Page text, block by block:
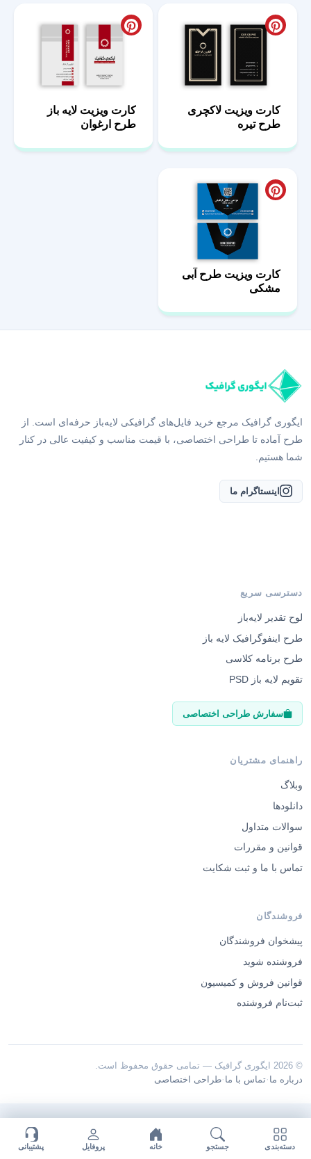
کارت ویزیت لاکچری
طرح تیره
کارت ویزیت لایه باز
طرح ارغوان
کارت ویزیت طرح آبی
مشکی
ایگوری گرافیک مرجع خرید فایل‌های گرافیکی لایه‌باز حرفه‌ای است. از
طرح آماده تا طراحی اختصاصی، با قیمت مناسب و کیفیت عالی در کنار
شما هستیم.
اینستاگرام ما
دسترسی سریع
لوح تقدیر لایه‌باز
طرح اینفوگرافیک لایه باز
طرح برنامه کلاسی
تقویم لایه باز PSD
سفارش طراحی اختصاصی
راهنمای مشتریان
وبلاگ
دانلودها
سوالات متداول
قوانین و مقررات
تماس با ما و ثبت شکایت
فروشندگان
پیشخوان فروشندگان
فروشنده شوید
قوانین فروش و کمیسیون
ثبت‌نام فروشنده
© 2026 ایگوری گرافیک — تمامی حقوق محفوظ است.
درباره ما ·تماس با ما ·طراحی اختصاصی
دسته‌بندی جستجو خانه پروفایل پشتیبانی